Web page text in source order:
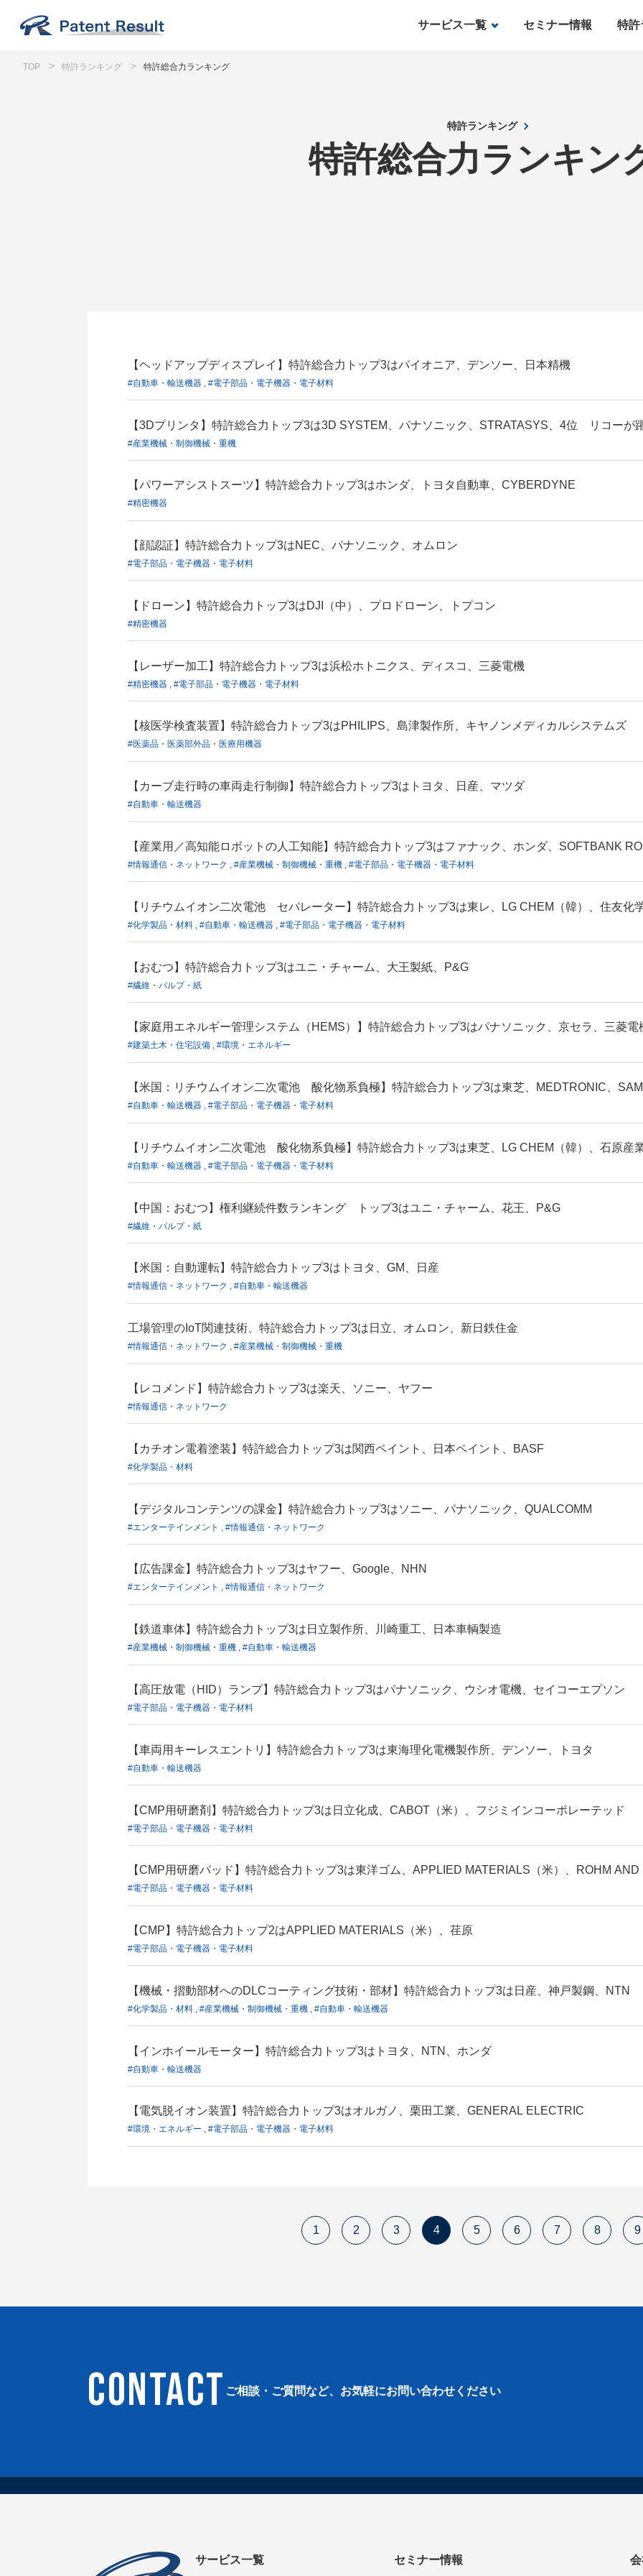
サービス一覧 セミナー情報 特許
TOP 特許ランキング 特許総合力ランキング
特許ランキング
特許総合力ランキン
【ヘッドアップディスプレイ】特許総合力トップ3はパイオニア、デンソー、日本精機
#自動車・輸送機器 , #電子部品・電子機器・電子材料
【3Dプリンタ】特許総合力トップ3は3D SYSTEM、パナソニック、STRATASYS、4位 リコーが
#産業機械・制御機械・重機
【パワーアシストスーツ】特許総合力トップ3はホンダ、トヨタ自動車、CYBERDYNE
#精密機器
【顔認証】特許総合力トップ3はNEC、パナソニック、オムロン
#電子部品・電子機器・電子材料
【ドローン】特許総合力トップ3はDJI（中）、プロドローン、トプコン
#精密機器
【レーザー加工】特許総合力トップ3は浜松ホトニクス、ディスコ、三菱電機
#精密機器 , #電子部品・電子機器・電子材料
【核医学検査装置】特許総合力トップ3はPHILIPS、島津製作所、キヤノンメディカルシステムズ
#医薬品・医薬部外品・医療用機器
【カーブ走行時の車両走行制御】特許総合力トップ3はトヨタ、日産、マツダ
#自動車・輸送機器
【産業用／高知能ロボットの人工知能】特許総合力トップ3はファナック、ホンダ、SOFTBANK
#情報通信・ネットワーク , #産業機械・制御機械・重機 , #電子部品・電子機器・電子材料
【リチウムイオン二次電池 セパレーター】特許総合力トップ3は東レ、LG CHEM（韓）、住友化
#化学製品・材料 , #自動車・輸送機器 , #電子部品・電子機器・電子材料
【おむつ】特許総合力トップ3はユニ・チャーム、大王製紙、P&G
#繊維・パルプ・紙
【家庭用エネルギー管理システム（HEMS）】特許総合力トップ3はパナソニック、京セラ、三菱電
#建築土木・住宅設備 , #環境・エネルギー
【米国：リチウムイオン二次電池 酸化物系負極】特許総合力トップ3は東芝、MEDTRONIC、
#自動車・輸送機器 , #電子部品・電子機器・電子材料
【リチウムイオン二次電池 酸化物系負極】特許総合力トップ3は東芝、LG CHEM（韓）、石原産
#自動車・輸送機器 , #電子部品・電子機器・電子材料
【中国：おむつ】権利継続件数ランキング トップ3はユニ・チャーム、花王、P&G
#繊維・パルプ・紙
【米国：自動運転】特許総合力トップ3はトヨタ、GM、日産
#情報通信・ネットワーク , #自動車・輸送機器
工場管理のIoT関連技術、特許総合力トップ3は日立、オムロン、新日鉄住金
#情報通信・ネットワーク , #産業機械・制御機械・重機
【レコメンド】特許総合力トップ3は楽天、ソニー、ヤフー
#情報通信・ネットワーク
【カチオン電着塗装】特許総合力トップ3は関西ペイント、日本ペイント、BASF
#化学製品・材料
【デジタルコンテンツの課金】特許総合力トップ3はソニー、パナソニック、QUALCOMM
#エンターテインメント , #情報通信・ネットワーク
【広告課金】特許総合力トップ3はヤフー、Google、NHN
#エンターテインメント , #情報通信・ネットワーク
【鉄道車体】特許総合力トップ3は日立製作所、川崎重工、日本車輌製造
#産業機械・制御機械・重機 , #自動車・輸送機器
【高圧放電（HID）ランプ】特許総合力トップ3はパナソニック、ウシオ電機、セイコーエプソン
#電子部品・電子機器・電子材料
【車両用キーレスエントリ】特許総合力トップ3は東海理化電機製作所、デンソー、トヨタ
#自動車・輸送機器
【CMP用研磨剤】特許総合力トップ3は日立化成、CABOT（米）、フジミインコーポレーテッド
#電子部品・電子機器・電子材料
【CMP用研磨パッド】特許総合力トップ3は東洋ゴム、APPLIED MATERIALS（米）、ROHM
#電子部品・電子機器・電子材料
【CMP】特許総合力トップ2はAPPLIED MATERIALS（米）、荏原
#電子部品・電子機器・電子材料
【機械・摺動部材へのDLCコーティング技術・部材】特許総合力トップ3は日産、神戸製鋼、NTN
#化学製品・材料 , #産業機械・制御機械・重機 , #自動車・輸送機器
【インホイールモーター】特許総合力トップ3はトヨタ、NTN、ホンダ
#自動車・輸送機器
【電気脱イオン装置】特許総合力トップ3はオルガノ、栗田工業、GENERAL ELECTRIC
#環境・エネルギー , #電子部品・電子機器・電子材料
1 2 3 4 5 6 7 8 9
ご相談・ご質問など、 お気軽にお問い合わせください
CONTACT
サービス一覧 セミナー情報